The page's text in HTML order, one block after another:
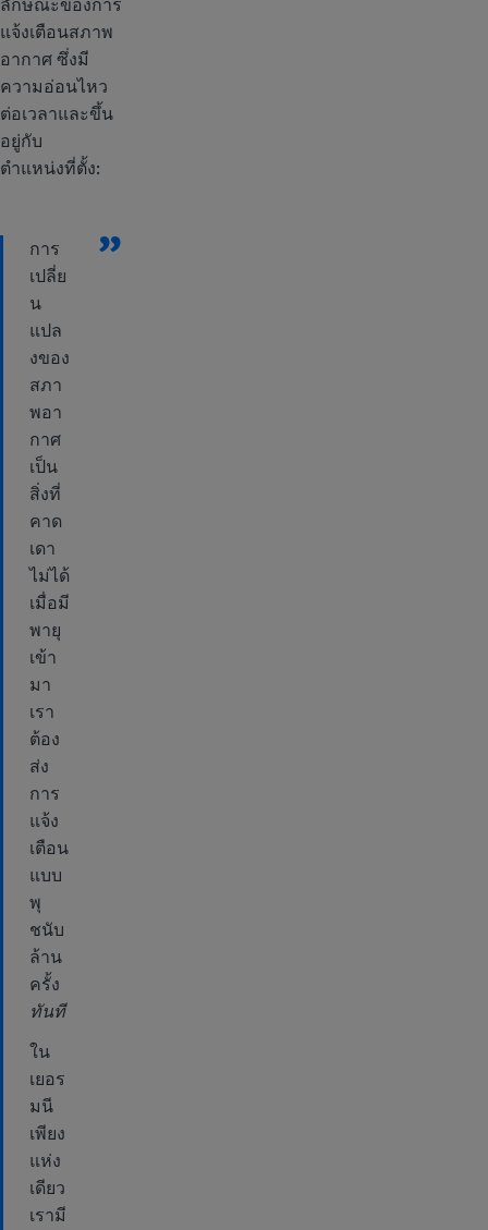
ลักษณะของการ
แจ้งเตือนสภาพ
อากาศ ซึ่งมี
ความอ่อนไหว
ต่อเวลาและขึ้น
อยู่กับ
ตำแหน่งที่ตั้ง:
”
การ
เปลี่ย
น
แปล
งของ
สภา
พอา
กาศ
เป็น
สิ่งที่
คาด
เดา
ไม่ได้
เมื่อมี
พายุ
เข้า
มา
เรา
ต้อง
ส่ง
การ
แจ้ง
เตือน
แบบ
พุ
ชนับ
ล้าน
ครั้ง
ทันที
ใน
เยอร
มนี
เพียง
แห่ง
เดียว
เรามี